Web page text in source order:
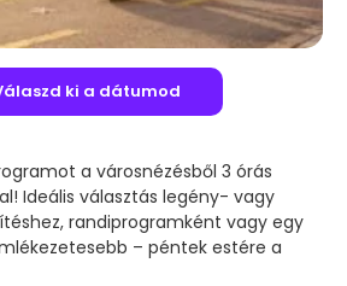
ki a dátumod
a városnézésből 3 órás
Ideális választás legény- vagy
randiprogramként vagy egy
– péntek estére a